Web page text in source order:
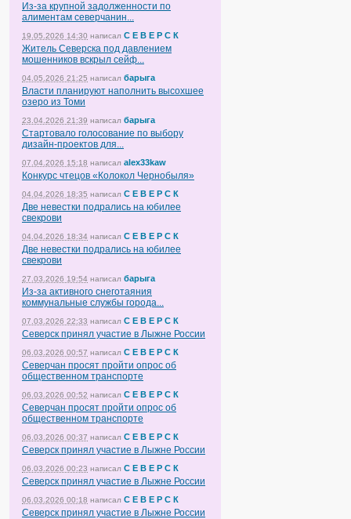
Из-за крупной задолженности по
алиментам северчанин...
19.05.2026 14:30 написал С Е В Е Р С К
Житель Северска под давлением
мошенников вскрыл сейф...
04.05.2026 21:25 написал барыга
Власти планируют наполнить высохшее
озеро из Томи
23.04.2026 21:39 написал барыга
Стартовало голосование по выбору
дизайн-проектов для...
07.04.2026 15:18 написал alex33kaw
Конкурс чтецов «Колокол Чернобыля»
04.04.2026 18:35 написал С Е В Е Р С К
Две невестки подрались на юбилее
свекрови
04.04.2026 18:34 написал С Е В Е Р С К
Две невестки подрались на юбилее
свекрови
27.03.2026 19:54 написал барыга
Из-за активного снеготаяния
коммунальные службы города...
07.03.2026 22:33 написал С Е В Е Р С К
Северск принял участие в Лыжне России
06.03.2026 00:57 написал С Е В Е Р С К
Северчан просят пройти опрос об
общественном транспорте
06.03.2026 00:52 написал С Е В Е Р С К
Северчан просят пройти опрос об
общественном транспорте
06.03.2026 00:37 написал С Е В Е Р С К
Северск принял участие в Лыжне России
06.03.2026 00:23 написал С Е В Е Р С К
Северск принял участие в Лыжне России
06.03.2026 00:18 написал С Е В Е Р С К
Северск принял участие в Лыжне России